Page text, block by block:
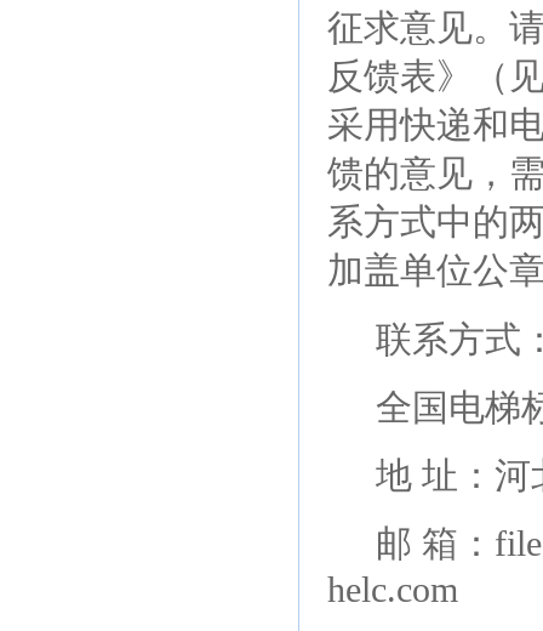
征求意见。
反馈表》（
采用快递和
馈的意见，
系方式中的
加盖单位公
联系方式
全国电梯
地 址：河
邮 箱：
helc.com